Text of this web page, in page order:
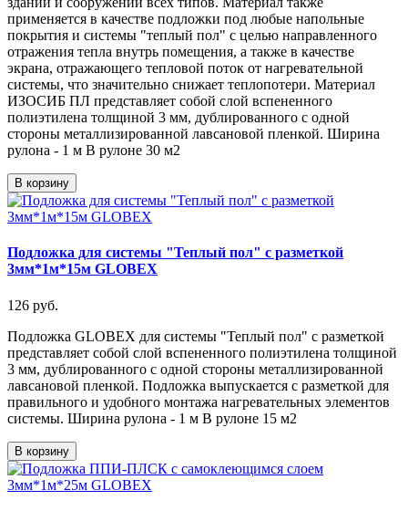
применяется в качестве подложки под любые напольные
покрытия и системы "теплый пол" с целью направленного
отражения тепла внутрь помещения, а также в качестве
экрана, отражающего тепловой поток от нагревательной
системы, что значительно снижает теплопотери. Материал
ИЗОСИБ ПЛ представляет собой слой вспененного
полиэтилена толщиной 3 мм, дублированного с одной
стороны металлизированной лавсановой пленкой. Ширина
рулона - 1 м В рулоне 30 м2
В корзину
Подложка для системы "Теплый пол" с разметкой
3мм*1м*15м GLOBEX
126 руб.
Подложка GLOBEX для системы "Теплый пол" с разметкой
представляет собой слой вспененного полиэтилена толщиной
3 мм, дублированного с одной стороны металлизированной
лавсановой пленкой. Подложка выпускается с разметкой для
правильного и удобного монтажа нагревательных элементов
системы. Ширина рулона - 1 м В рулоне 15 м2
В корзину